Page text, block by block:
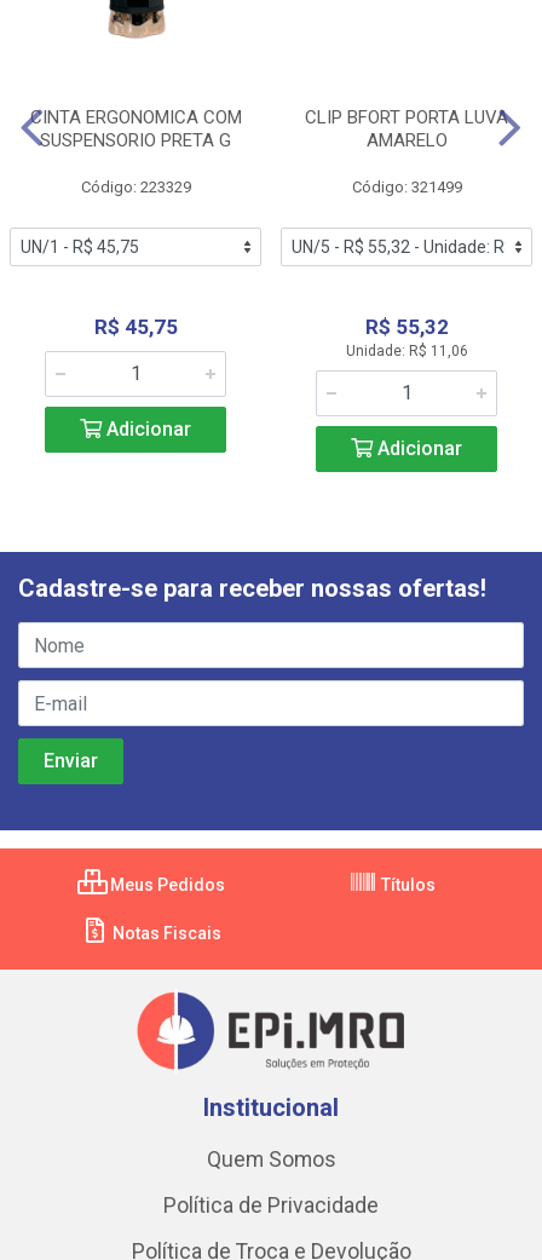
CINTA ERGONOMICA COM
SUSPENSORIO PRETA G
Código: 223329
R$ 45,75
Adicionar
CLIP BFORT PORTA LUVA
AMARELO
Código: 321499
R$ 55,32
Unidade: R$ 11,06
Adicionar
Cadastre-se para receber nossas ofertas!
Meus Pedidos Títulos
Notas Fiscais
Institucional
Quem Somos
Política de Privacidade
Política de Troca e Devolução